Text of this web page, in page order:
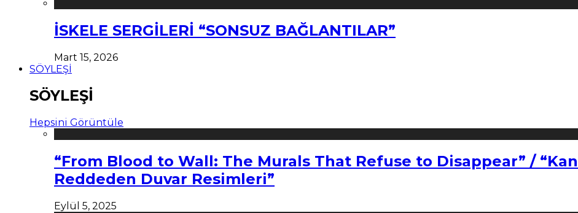
İSKELE SERGİLERİ “SONSUZ BAĞLANTILAR”
Mart 15, 2026
SÖYLEŞİ
SÖYLEŞİ
Hepsini Görüntüle
“From Blood to Wall: The Murals That Refuse to Disappear” /
Reddeden Duvar Resimleri”
Eylül 5, 2025